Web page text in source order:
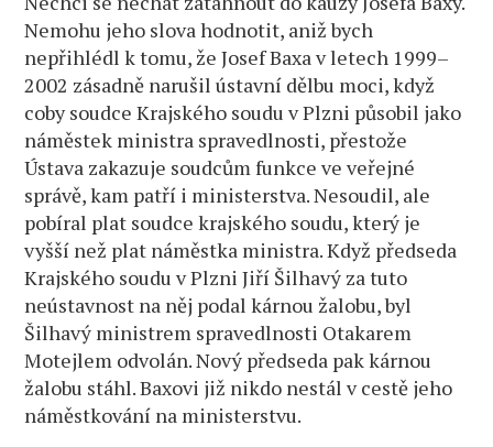
Nemohu jeho slova hodnotit, aniž bych
nepřihlédl k tomu, že Josef Baxa v letech 1999–
2002 zásadně narušil ústavní dělbu moci, když
coby soudce Krajského soudu v Plzni působil jako
náměstek ministra spravedlnosti, přestože
Ústava zakazuje soudcům funkce ve veřejné
správě, kam patří i ministerstva. Nesoudil, ale
pobíral plat soudce krajského soudu, který je
vyšší než plat náměstka ministra. Když předseda
Krajského soudu v Plzni Jiří Šilhavý za tuto
neústavnost na něj podal kárnou žalobu, byl
Šilhavý ministrem spravedlnosti Otakarem
Motejlem odvolán. Nový předseda pak kárnou
žalobu stáhl. Baxovi již nikdo nestál v cestě jeho
náměstkování na ministerstvu.